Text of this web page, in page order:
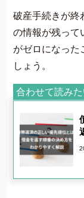
破産手続きが終
の情報が残って
がゼロになった
しょう。
合わせて読みた